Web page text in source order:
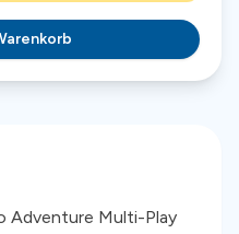
Adventure Multi-Play